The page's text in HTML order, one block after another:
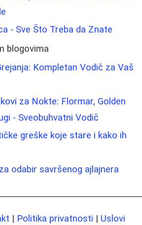
- Sve Što Treba da Znate
blogovima
Kompletan Vodič za Vaš
za Nokte: Flormar, Golden
- Sveobuhvatni Vodič
greške koje stare i kako ih
odabir savršenog ajlajnera
| Politika privatnosti | Uslovi